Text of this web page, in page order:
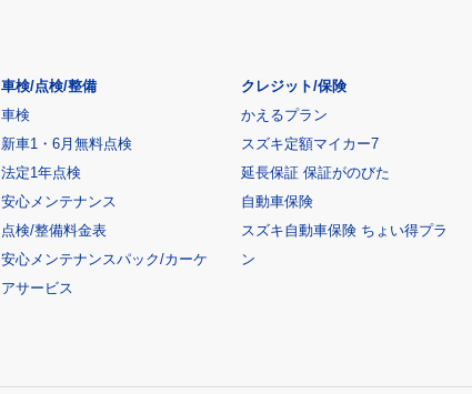
車検/点検/整備
車検
新車1・6月無料点検
法定1年点検
安心メンテナンス
点検/整備料金表
安心メンテナンスパック/カーケ
アサービス
クレジット/保険
かえるプラン
スズキ定額マイカー7
延長保証 保証がのびた
自動車保険
スズキ自動車保険 ちょい得プラ
ン